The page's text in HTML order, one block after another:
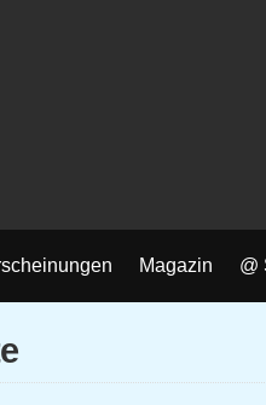
Magazin @